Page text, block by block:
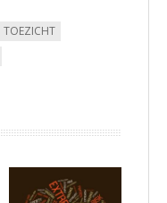
TOEZICHT